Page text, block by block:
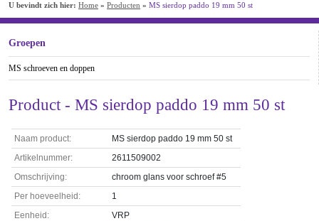
U bevindt zich hier: Home » Producten » MS sierdop paddo 19 mm 50 st
Groepen
MS schroeven en doppen
Product - MS sierdop paddo 19 mm 50 st
Naam product:
MS sierdop paddo 19 mm 50 st
Artikelnummer:
2611509002
Omschrijving:
chroom glans voor schroef #5
Per hoeveelheid:
1
Eenheid:
VRP